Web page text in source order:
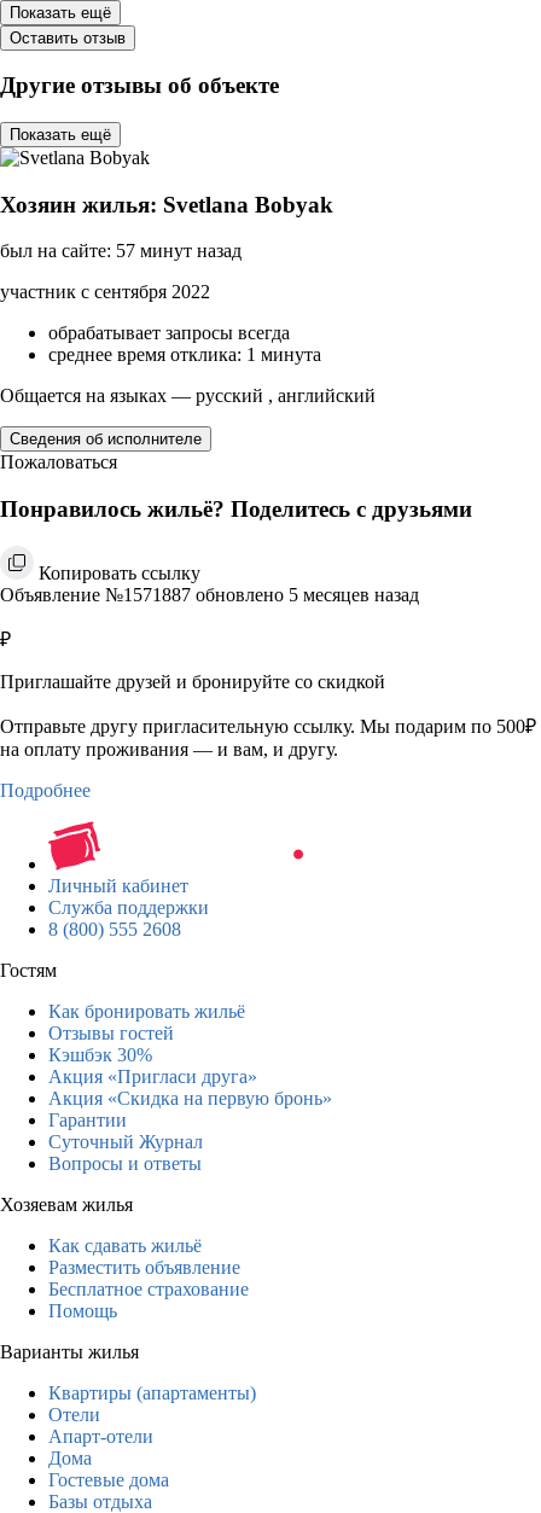
Показать ещё
Оставить отзыв
Другие отзывы об объекте
Показать ещё
Хозяин жилья: Svetlana Bobyak
был на сайте: 57 минут назад
участник с сентября 2022
обрабатывает запросы всегда
среднее время отклика: 1 минута
Общается на языках — русский , английский
Сведения об исполнителе
Пожаловаться
Понравилось жильё? Поделитесь с друзьями
Копировать ссылку
Объявление №1571887 обновлено 5 месяцев назад
₽
Приглашайте друзей и бронируйте со скидкой
Отправьте другу пригласительную ссылку. Мы подарим по 500₽
на оплату проживания — и вам, и другу.
Подробнее
Личный кабинет
Служба поддержки
8 (800) 555 2608
Гостям
Как бронировать жильё
Отзывы гостей
Кэшбэк 30%
Акция «Пригласи друга»
Акция «Скидка на первую бронь»
Гарантии
Суточный Журнал
Вопросы и ответы
Хозяевам жилья
Как сдавать жильё
Разместить объявление
Бесплатное страхование
Помощь
Варианты жилья
Квартиры (апартаменты)
Отели
Апарт-отели
Дома
Гостевые дома
Базы отдыха